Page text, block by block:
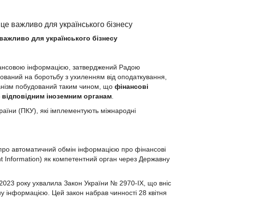
важливо для українського бізнесу
для українського бізнесу
інформацією, затверджений Радою
на боротьбу з ухиленням від оподаткування,
побудований таким чином, що фінансові
іноземним органам.
(ПКУ), які імплементують міжнародні
автоматичний обмін інформацією про фінансові
як компетентний орган через Державну
року ухвалила Закон України № 2970-IX, що вніс
інформацією. Цей закон набрав чинності 28 квітня